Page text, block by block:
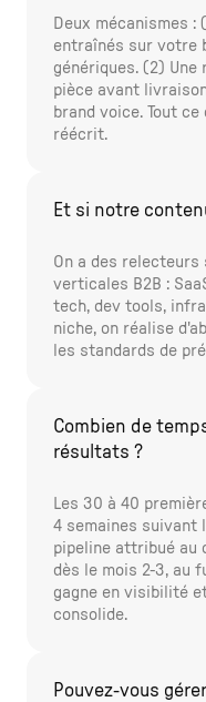
Deux mécanismes :
entraînés sur votre
génériques. (2)
pièce avant
brand voice. Tout
réécrit.
Et si notre
On a des
verticales B2B :
tech, dev tools,
niche, on réalise
les standards de
Combien de
résultats ?
Les 30 à 40
4 semaines suivant
pipeline attribué au
dès le mois 2-3, au
gagne en visibilité
consolide.
Pouvez-vous